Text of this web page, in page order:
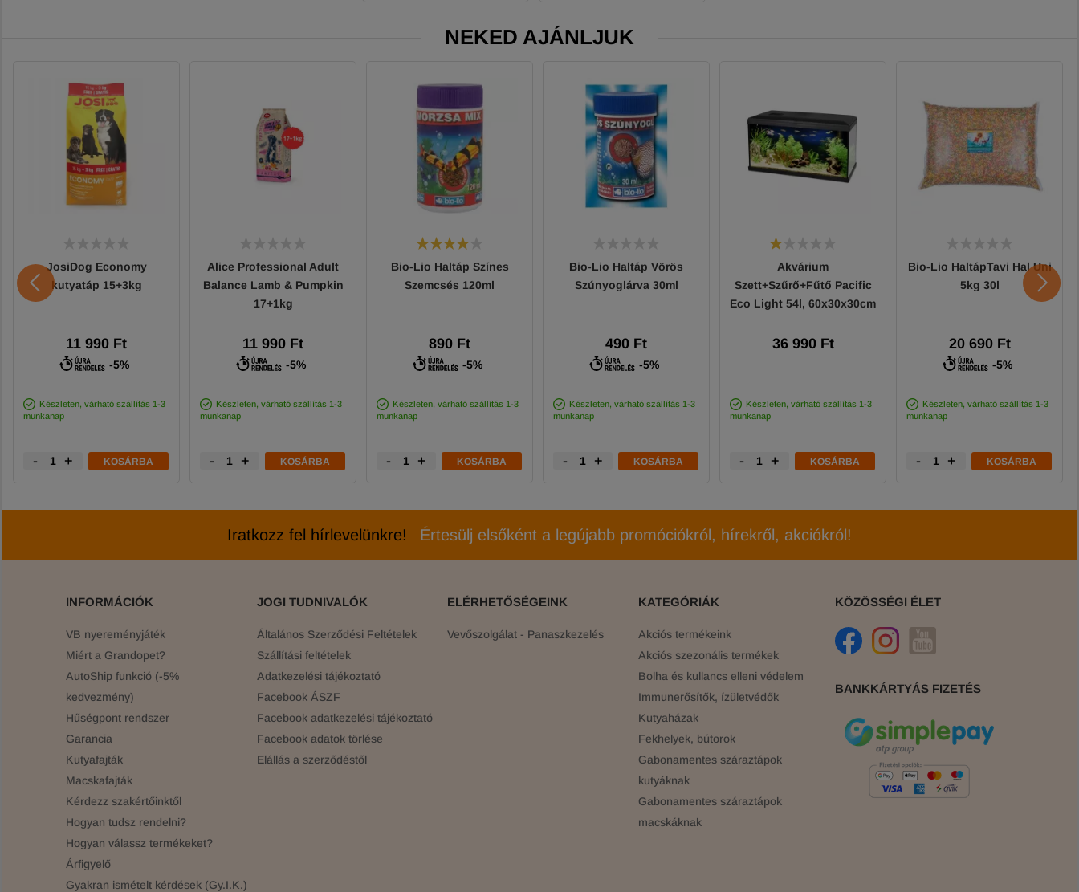
NEKED AJÁNLJUK
JosiDog Economy
kutyatáp 15+3kg
11 990 Ft
-5%
Készleten, várható szállítás 1-3
munkanap
- + KOSÁRBA
Alice Professional Adult
Balance Lamb & Pumpkin
17+1kg
11 990 Ft
-5%
Készleten, várható szállítás 1-3
munkanap
- + KOSÁRBA
Bio-Lio Haltáp Színes
Szemcsés 120ml
890 Ft
-5%
Készleten, várható szállítás 1-3
munkanap
- + KOSÁRBA
Bio-Lio Haltáp Vörös
Szúnyoglárva 30ml
490 Ft
-5%
Készleten, várható szállítás 1-3
munkanap
- + KOSÁRBA
Akvárium
Szett+Szűrő+Fűtő Pacific
Eco Light 54l, 60x30x30cm
36 990 Ft
Készleten, várható szállítás 1-3
munkanap
- + KOSÁRBA
Bio-Lio HaltápTavi Hal Uni
5kg 30l
20 690 Ft
-5%
Készleten, várható szállítás 1-3
munkanap
- + KOSÁRBA
Iratkozz fel hírlevelünkre! Értesülj elsőként a legújabb promóciókról, hírekről, akciókról!
INFORMÁCIÓK
VB nyereményjáték
Miért a Grandopet?
AutoShip funkció (-5%
kedvezmény)
Hűségpont rendszer
Garancia
Kutyafajták
Macskafajták
Kérdezz szakértőinktől
Hogyan tudsz rendelni?
Hogyan válassz termékeket?
Árfigyelő
Gyakran ismételt kérdések (Gy.I.K.)
JOGI TUDNIVALÓK
Általános Szerződési Feltételek
Szállítási feltételek
Adatkezelési tájékoztató
Facebook ÁSZF
Facebook adatkezelési tájékoztató
Facebook adatok törlése
Elállás a szerződéstől
ELÉRHETŐSÉGEINK
Vevőszolgálat - Panaszkezelés
KATEGÓRIÁK
Akciós termékeink
Akciós szezonális termékek
Bolha és kullancs elleni védelem
Immunerősítők, ízületvédők
Kutyaházak
Fekhelyek, bútorok
Gabonamentes száraztápok
kutyáknak
Gabonamentes száraztápok
macskáknak
KÖZÖSSÉGI ÉLET
BANKKÁRTYÁS FIZETÉS